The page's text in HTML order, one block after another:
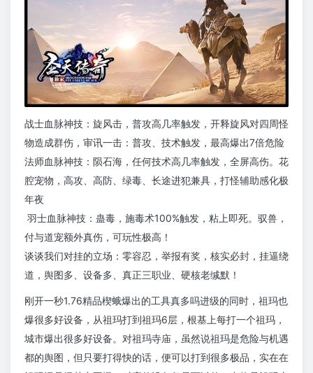
战士血脉神技：旋风击，普攻高几率触发，开释旋风对四周怪
物造成群伤，审讯一击：普攻、技术触发，最高爆出7倍危险
法师血脉神技：陨石海，任何技术高几率触发，全屏高伤。花
腔宠物，高攻、高防、绿毒、长途进犯兼具，打怪辅助感化极
年夜
羽士血脉神技：蛊毒，施毒术100%触发，粘上即死。驭兽，
付与道宠额外真伤，可玩性极高！
谈谈我们对挂的立场：零容忍，举报有奖，核实必封，挂逼绕
道，舆图多、设备多、真正三职业、硬核老缄默！
刚开一秒1.76精品楔蛾爆出的工具真多吗进级的同时，祖玛也
爆很多好设备，从祖玛打到祖玛6层，根基上每打一个祖玛，
城市爆出很多好设备。对祖玛寺庙，虽然说祖玛是危险与机遇
都的舆图，但只要打得快的话，便可以打到很多极品，实在在